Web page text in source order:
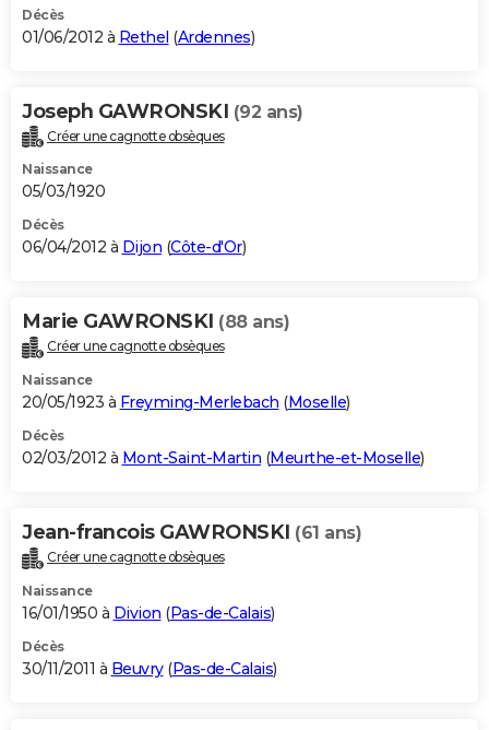
Décès
01/06/2012 à Rethel (Ardennes)
Joseph GAWRONSKI (92 ans)
Créer une cagnotte obsèques
Naissance
05/03/1920
Décès
06/04/2012 à Dijon (Côte-d'Or)
Marie GAWRONSKI (88 ans)
Créer une cagnotte obsèques
Naissance
20/05/1923 à Freyming-Merlebach (Moselle)
Décès
02/03/2012 à Mont-Saint-Martin (Meurthe-et-Moselle)
Jean-francois GAWRONSKI (61 ans)
Créer une cagnotte obsèques
Naissance
16/01/1950 à Divion (Pas-de-Calais)
Décès
30/11/2011 à Beuvry(Pas-de-Calais)